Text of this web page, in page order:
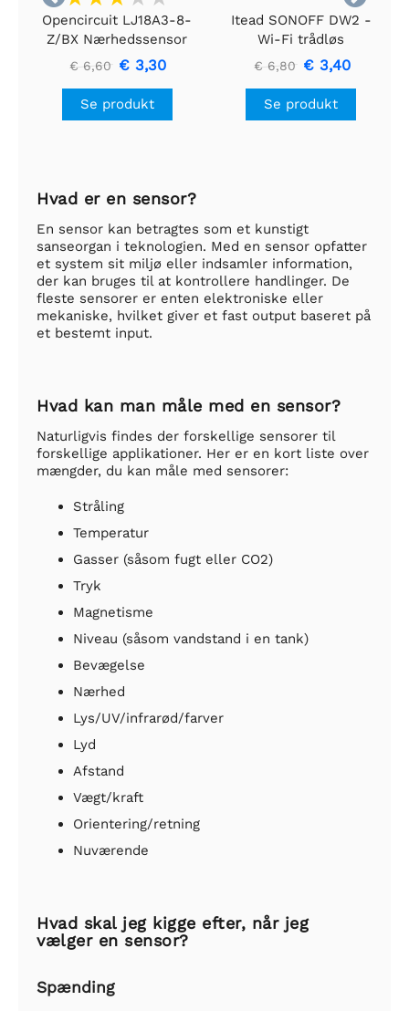
Opencircuit LJ18A3-8-
Z/BX Nærhedssensor
N/O NPN 8mm
€ 6,60 € 3,30
Se produkt
Itead SONOFF DW2 -
Wi-Fi trådløs
dør-/vinduessensor
€ 6,80 € 3,40
Se produkt
Hvad er en sensor?
En sensor kan betragtes som et kunstigt
sanseorgan i teknologien. Med en sensor opfatter
et system sit miljø eller indsamler information,
der kan bruges til at kontrollere handlinger. De
fleste sensorer er enten elektroniske eller
mekaniske, hvilket giver et fast output baseret på
et bestemt input.
Hvad kan man måle med en sensor?
Naturligvis findes der forskellige sensorer til
forskellige applikationer. Her er en kort liste over
mængder, du kan måle med sensorer:
Stråling
Temperatur
Gasser (såsom fugt eller CO2)
Tryk
Magnetisme
Niveau (såsom vandstand i en tank)
Bevægelse
Nærhed
Lys/UV/infrarød/farver
Lyd
Afstand
Vægt/kraft
Orientering/retning
Nuværende
Hvad skal jeg kigge efter, når jeg
vælger en sensor?
Spænding